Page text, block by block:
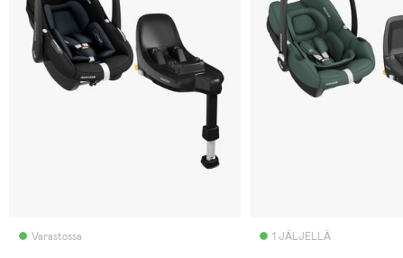
Varastossa 1 JÄLJELLÄ